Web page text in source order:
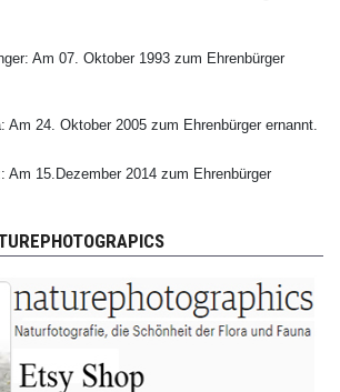
Am 07. Oktober 1993 zum Ehrenbürger
Am 24. Oktober 2005 zum Ehrenbürger ernannt.
Am 15.Dezember 2014 zum Ehrenbürger